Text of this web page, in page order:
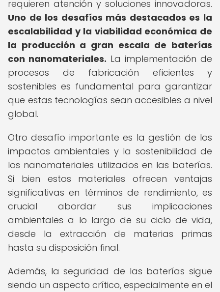
requieren atención y soluciones innovadoras.
Uno de los desafíos más destacados es la
escalabilidad y la viabilidad económica de
la producción a gran escala de baterías
con nanomateriales. La implementación de
procesos de fabricación eficientes y
sostenibles es fundamental para garantizar
que estas tecnologías sean accesibles a nivel
global.
Otro desafío importante es la gestión de los
impactos ambientales y la sostenibilidad de
los nanomateriales utilizados en las baterías.
Si bien estos materiales ofrecen ventajas
significativas en términos de rendimiento, es
crucial abordar sus implicaciones
ambientales a lo largo de su ciclo de vida,
desde la extracción de materias primas
hasta su disposición final.
Además, la seguridad de las baterías sigue
siendo un aspecto crítico, especialmente en el